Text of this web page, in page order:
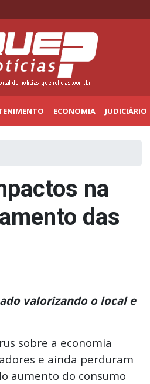
ECONOMIA JUDICIÁRIO
na
das
valorizando o local e
sobre a economia
e ainda perduram
aumento do consumo